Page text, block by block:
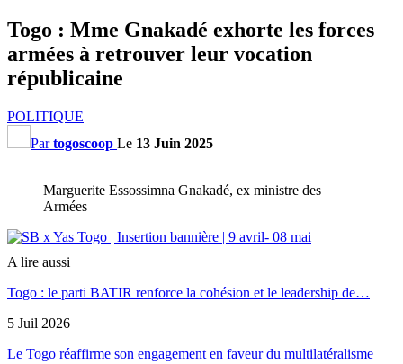
Togo : Mme Gnakadé exhorte les forces
armées à retrouver leur vocation
républicaine
POLITIQUE
Partogoscoop Le 13 Juin 2025
Marguerite Essossimna Gnakadé, ex ministre des
Armées
A lire aussi
Togo : le parti BATIR renforce la cohésion et le leadership de…
5 Juil 2026
Le Togo réaffirme son engagement en faveur du multilatéralisme